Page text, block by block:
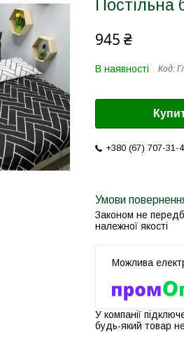
Постільна
945 ₴
В наявності Код:
+380 (67) 707-31-
Законом не
належної якості
У компанії
будь-який товар